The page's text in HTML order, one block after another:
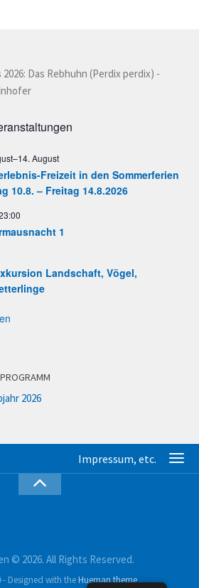
Das Rebhuhn (Perdix perdix) -
–14. August
Freizeit in den Sommerferien
10.8. – Freitag 14.8.2026
1
Landschaft, Vögel,
2026
© 2026. All Rights Reserved.
- Designed with theHueman theme